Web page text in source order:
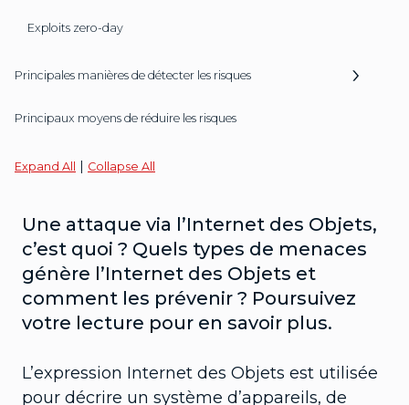
Exploits zero-day
Principales manières de détecter les risques
Principaux moyens de réduire les risques
Expand All | Collapse All
Une attaque via l’Internet des Objets,
c’est quoi ? Quels types de menaces
génère l’Internet des Objets et
comment les prévenir ? Poursuivez
votre lecture pour en savoir plus.
L’expression Internet des Objets est utilisée
pour décrire un système d’appareils, de